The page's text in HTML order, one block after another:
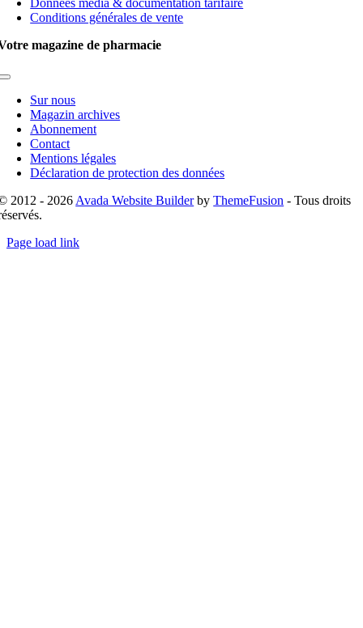
Conditions générales de vente
magazine de pharmacie
Toggle
NavigationSur nous
Magazin archives
Abonnement
Contact
Mentions légales
Déclaration de protection des données
2012 - 2026 Avada Website BuilderbyThemeFusion - Tous droits
Page load link